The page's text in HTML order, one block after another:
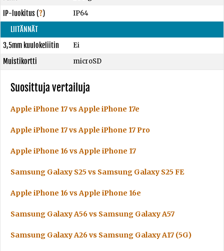
IP-luokitus(?)
IP64
LIITÄNNÄT
3,5mm kuulokeliitin
Ei
Muistikortti
microSD
Suosittuja vertailuja
Apple iPhone 17 vs Apple iPhone 17e
Apple iPhone 17 vs Apple iPhone 17 Pro
Apple iPhone 16 vs Apple iPhone 17
Samsung Galaxy S25 vs Samsung Galaxy S25 FE
Apple iPhone 16 vs Apple iPhone 16e
Samsung Galaxy A56 vs Samsung Galaxy A57
Samsung Galaxy A26 vs Samsung Galaxy A17 (5G)